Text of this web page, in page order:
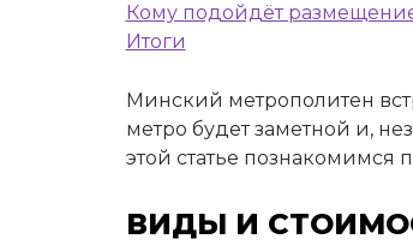
Кому подойдёт
Итоги
Минский метрополитен
метро будет заметной и,
этой статье
ВИДЫ И